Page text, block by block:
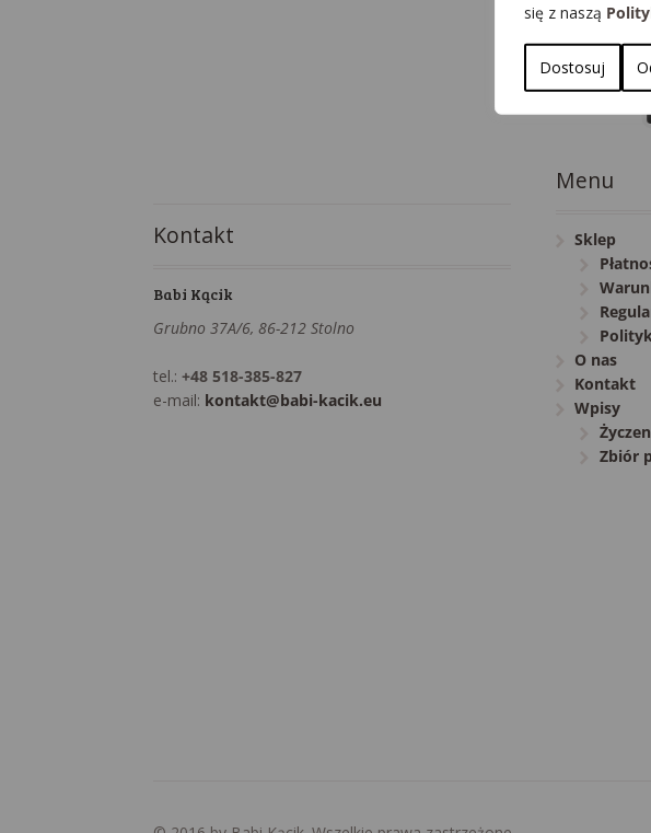
się z naszą
Dostosuj
Kontakt
Babi Kącik
Grubno 37A/6, 86-212 Stolno
tel.:+48 518-385-827
e-mail: kontakt@babi-kacik.eu
Menu
Sklep
O nas
Kontakt
Wpisy
Zbiór